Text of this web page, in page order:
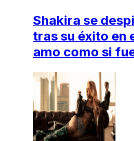
Shakira se
tras su éxito en
amo como si